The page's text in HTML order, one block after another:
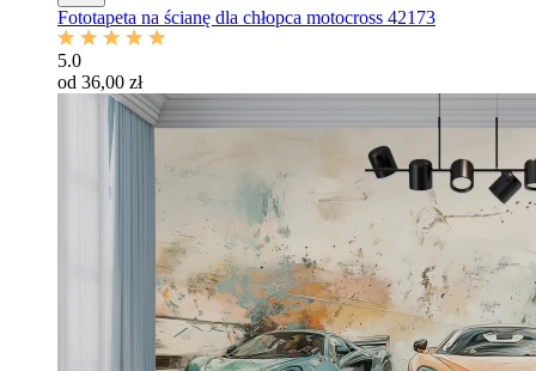
Fototapeta na ścianę dla chłopca motocross 42173
5.0
od 36,00 zł